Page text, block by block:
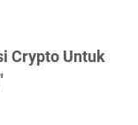
Crypto Untuk